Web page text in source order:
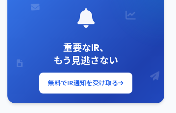
重要なIR、
もう見逃さない
無料でIR通知を受け取る